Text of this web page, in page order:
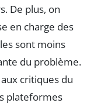
De plus, on
en charge des
sont moins
du problème.
critiques du
plateformes